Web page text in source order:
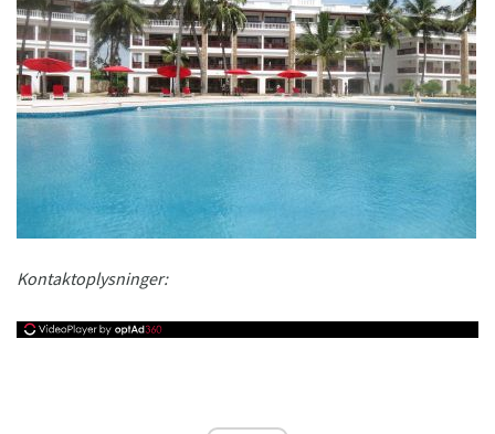
Kontaktoplysninger: